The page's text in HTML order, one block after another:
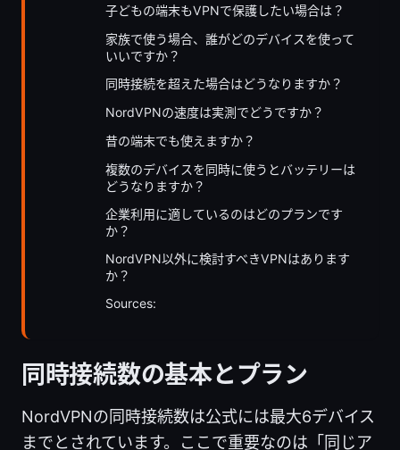
子どもの端末もVPNで保護したい場合は？
家族で使う場合、誰がどのデバイスを使って
いいですか？
同時接続を超えた場合はどうなりますか？
NordVPNの速度は実測でどうですか？
昔の端末でも使えますか？
複数のデバイスを同時に使うとバッテリーは
どうなりますか？
企業利用に適しているのはどのプランです
か？
NordVPN以外に検討すべきVPNはあります
か？
Sources:
同時接続数の基本とプラン
NordVPNの同時接続数は公式には最大6デバイス
までとされています。ここで重要なのは「同じア